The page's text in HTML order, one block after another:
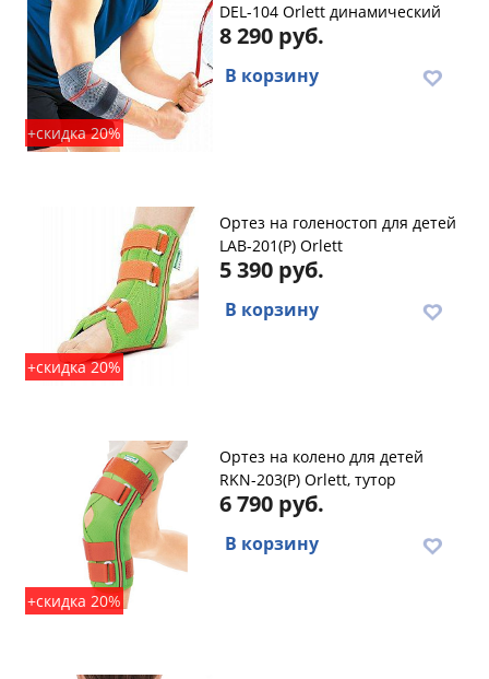
+скидка 20%
DEL-104 Orlett динамический
8 290 руб.
В корзину
+скидка 20%
Ортез на голеностоп для детей
LAB-201(P) Orlett
5 390 руб.
В корзину
+скидка 20%
Ортез на колено для детей
RKN-203(P) Orlett, тутор
6 790 руб.
В корзину